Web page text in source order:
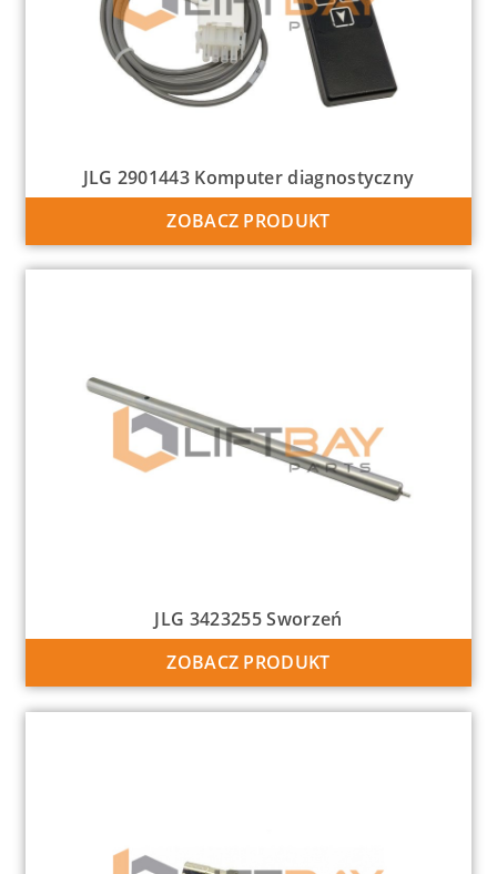
JLG 2901443 Komputer diagnostyczny
ZOBACZ PRODUKT
JLG 3423255 Sworzeń
ZOBACZ PRODUKT